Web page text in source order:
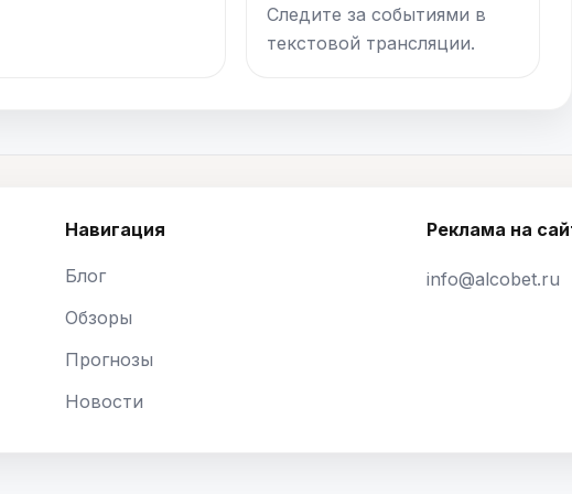
Следите за событиями в
текстовой трансляции.
Навигация
Блог
Обзоры
Прогнозы
Новости
Реклама на
info@alcobet.ru